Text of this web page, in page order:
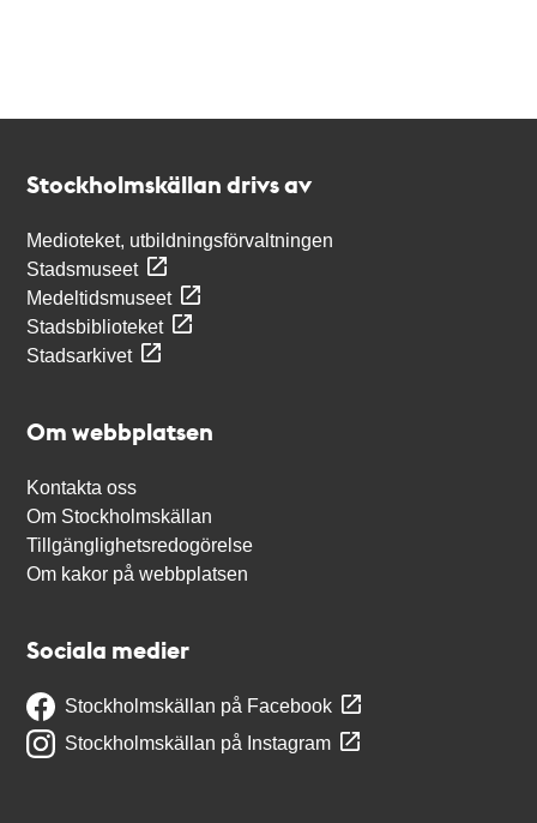
Stockholmskällan drivs av
Medioteket, utbildningsförvaltningen
Stadsmuseet
Medeltidsmuseet
Stadsbiblioteket
Stadsarkivet
Om webbplatsen
Kontakta oss
Om Stockholmskällan
Tillgänglighetsredogörelse
Om kakor på webbplatsen
Sociala medier
Stockholmskällan på Facebook
Stockholmskällan på Instagram